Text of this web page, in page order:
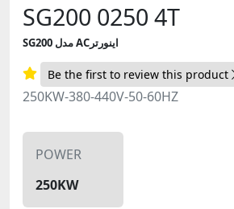
SG200 0250 4T
SG200 مدل ACاینورتر
Be the first to review this product
250KW-380-440V-50-60HZ
POWER
250KW